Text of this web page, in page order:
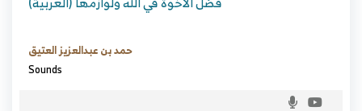
حمد بن عبدالعزيز العتيق
Sounds